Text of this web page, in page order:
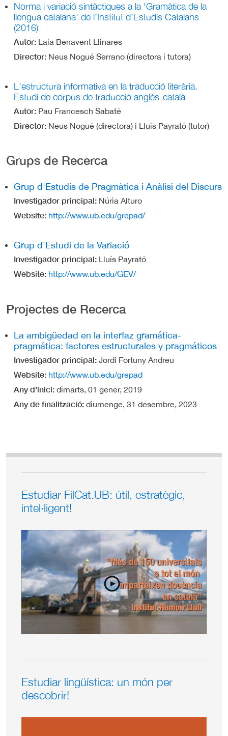
Norma i variació sintàctiques a la 'Gramàtica de la
llengua catalana' de l’Institut d’Estudis Catalans
(2016)
Autor Laia Benavent Llinares
Director Neus Nogué Serrano (directora i tutora)
L'estructura informativa en la traducció literària.
Estudi de corpus de traducció anglès-català
Autor Pau Francesch Sabaté
Director Neus Nogué (directora) i Lluís Payrató (tutor)
Grups de Recerca
Grup d'Estudis de Pragmàtica i Anàlisi del Discurs
Investigador principal Núria Alturo
Website http://www.ub.edu/grepad/
Grup d'Estudi de la Variació
Investigador principal Lluís Payrató
Website http://www.ub.edu/GEV/
Projectes de Recerca
La ambigüedad en la interfaz gramática-
pragmática: factores estructurales y pragmáticos
Investigador principal Jordi Fortuny Andreu
Website http://www.ub.edu/grepad
Any d'inici dimarts, 01 gener, 2019
Any de finalització diumenge, 31 desembre, 2023
Estudiar FilCat.UB: útil, estratègic,
intel·ligent!
Estudiar lingüística: un món per
descobrir!